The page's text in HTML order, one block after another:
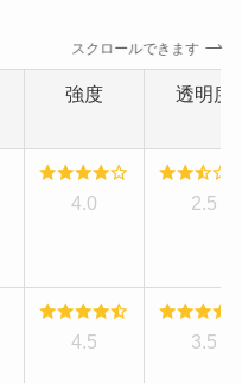
スクロールできます
強度 透明度
4.0 2.5
4.5 3.5